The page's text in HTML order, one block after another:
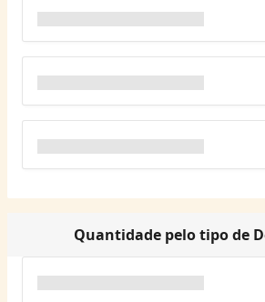
Quantidade pelo tipo de